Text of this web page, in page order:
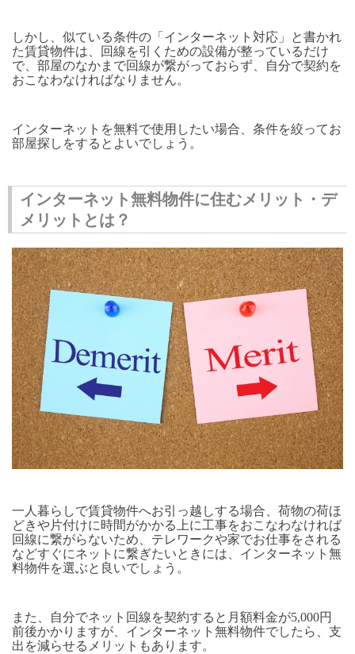
しかし、似ている条件の「インターネット対応」と書かれ
た賃貸物件は、回線を引くための設備が整っているだけ
で、部屋のなかまで回線が繋がっておらず、自分で契約を
おこなわなければなりません。
インターネットを無料で使用したい場合、条件を絞ってお
部屋探しをするとよいでしょう。
インターネット無料物件に住むメリット・デ
メリットとは？
一人暮らしで賃貸物件へお引っ越しする場合、荷物の荷ほ
どきや片付けに時間がかかる上に工事をおこなわなければ
回線に繋がらないため、テレワークや家でお仕事をされる
などすぐにネットに繋ぎたいときには、インターネット無
料物件を選ぶと良いでしょう。
また、自分でネット回線を契約すると月額料金が5,000円
前後かかりますが、インターネット無料物件でしたら、支
出を減らせるメリットもあります。